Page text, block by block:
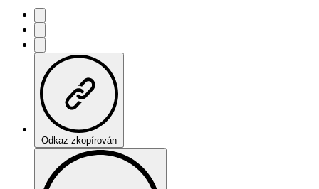
Odkaz zkopírován